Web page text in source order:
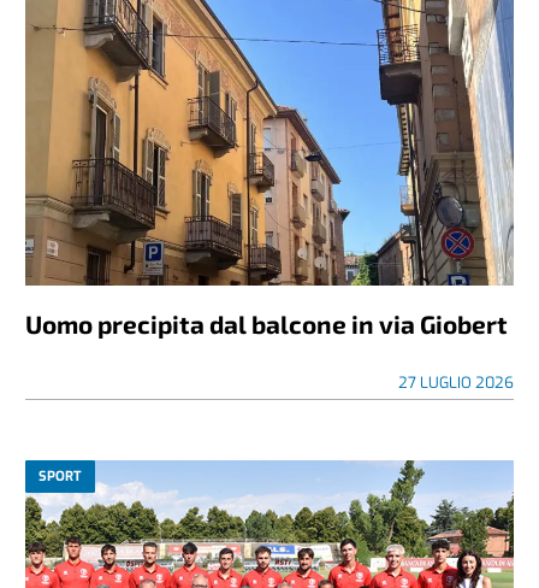
Uomo precipita dal balcone in via Giobert
27 LUGLIO 2026
SPORT